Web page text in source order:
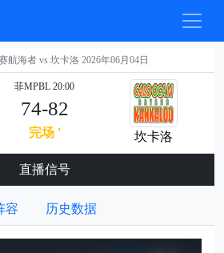
航海者 vs 坎卡洛 2026年06月04日
菲MPBL 20:00
74-82
完场 ' 坎卡洛
直播信号
容 历史数据